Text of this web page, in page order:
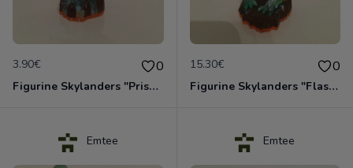
3.90€ 0
Figurine Skylanders "Prism Break - Giants, Lightcore"
15.30€ 0
Figurine Skylanders "Flashwing - Giants, Jade Skylanders"
Emtee Emtee